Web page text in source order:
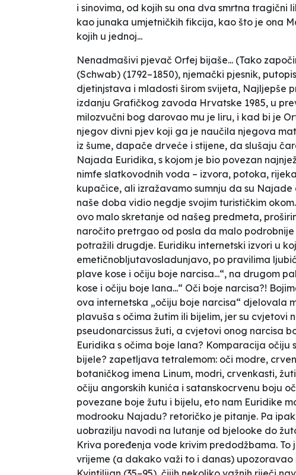
i sinovima, od kojih su ona dva smrtna tragični
kao junaka umjetničkih fikcija, kao što je ona
kojih u jednoj...
Nenadmašivi pjevač Orfej bijaše... (Tako
(Schwab) (1792–1850), njemački pjesnik,
djetinjstava i mladosti širom svijeta, Najljepše
izdanju Grafičkog zavoda Hrvatske 1985, u
milozvučni bog darovao mu je liru, i kad bi je
njegov divni pjev koji ga je naučila njegova
iz šume, dapače drveće i stijene, da slušaju
Najada Euridika, s kojom je bio povezan
nimfe slatkovodnih voda – izvora, potoka,
kupačice, ali izražavamo sumnju da su
naše doba vidio negdje svojim turističkim
ovo malo skretanje od našeg predmeta,
naročito pretrgao od posla da malo
potražili drugdje. Euridiku internetski izvori u
emetičnobljutavosladunjavo, po pravilima
plave kose i očiju boje narcisa...“, na drugom
kose i očiju boje lana...“ Oči boje narcisa?!
ova internetska „očiju boje narcisa“ djelovala
plavuša s očima žutim ili bijelim, jer su cvjetovi
pseudonarcissus žuti, a cvjetovi onog narcisa
Euridika s očima boje lana? Komparacija očiju
bijele? zapetljava tetralemom: oči modre,
botaničkog imena Linum, modri, crvenkasti,
očiju angorskih kunića i satanskocrvenu boju
povezane boje žutu i bijelu, eto nam Euridike
modrooku Najadu? retoričko je pitanje. Pa
uobrazilju navodi na lutanje od bjelooke do
Kriva poređenja vode krivim predodžbama.
vrijeme (a dakako važi to i danas)